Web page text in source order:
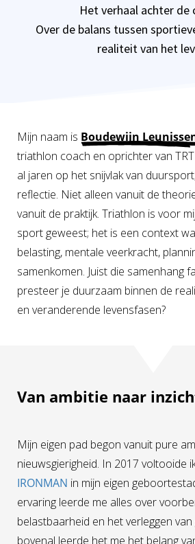
Het verhaal achter de
Over de balans tussen
realiteit van het
Mijn naam is Boudewijn
triathlon coach en oprichter van
al jaren op het snijvlak van
reflectie. Niet alleen vanuit de
vanuit de praktijk. Triathlon is voor
sport geweest; het is een context
belasting, mentale veerkracht,
samenkomen. Juist die samenhang
presteer je duurzaam binnen de
en veranderende levensfasen?
Van ambitie naar
Mijn eigen pad begon vanuit pure
nieuwsgierigheid. In 2017 voltooide
IRONMAN in mijn eigen
ervaring leerde me alles over
belastbaarheid en het verleggen
bovenal leerde het me het belang
worden
om
te
over
website-